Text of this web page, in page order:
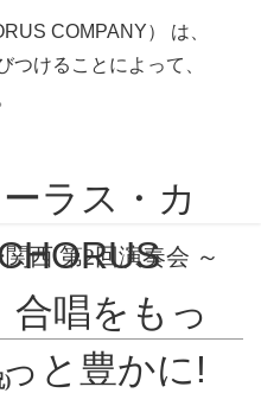
COMPANY） は、
つけることによって、
専用ページ(要パスワード)
西 第2回演奏会 ～
)